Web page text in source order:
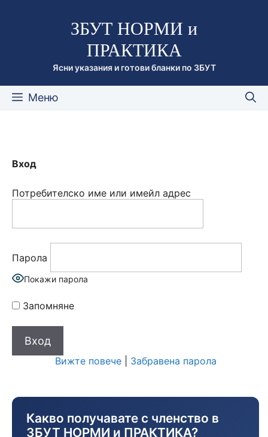
съдържаниетоЗБУТ НОРМИ и
ПРАКТИКА
Ясни указания и готови бланки по ЗБУТ
Меню
Вход
Потребителско име или имейл адрес
Парола
Покажи парола
Запомняне
Вижте повече| Забравена парола
Какво получавате с членство в
ЗБУТ НОРМИ и ПРАКТИКА?